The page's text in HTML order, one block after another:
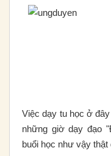
Việc dạy tu học ở
những giờ dạy đạo
buổi học như vậy